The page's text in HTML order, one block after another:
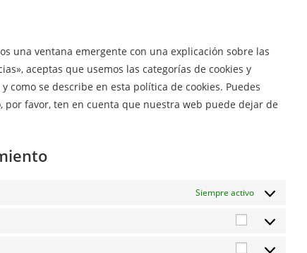
varios
una ventana emergente con una explicación sobre las
aceptas que usemos las categorías de cookies y
como se describe en esta política de cookies. Puedes
por favor, ten en cuenta que nuestra web puede dejar de
Siempre activo
Preferencias